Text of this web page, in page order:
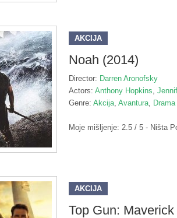
AKCIJA
Noah (2014)
Director: Darren Aronofsky
Actors: Anthony Hopkins,
Genre: Akcija, Avantura, Drama
Moje mišljenje: 2.5 / 5 - Ništa
AKCIJA
Top Gun: